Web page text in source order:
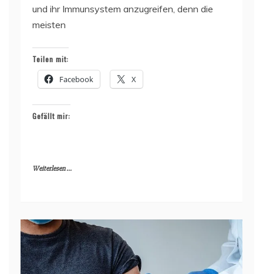
und ihr Immunsystem anzugreifen, denn die
meisten
Teilen mit:
Facebook X
Gefällt mir:
Weiterlesen ...